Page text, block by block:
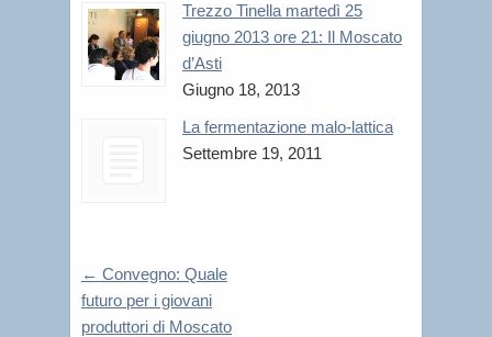
Trezzo Tinella martedì 25
giugno 2013 ore 21: Il Moscato
d’Asti
Giugno 18, 2013
La fermentazione malo-lattica
Settembre 19, 2011
← Convegno: Quale
futuro per i giovani
produttori di Moscato